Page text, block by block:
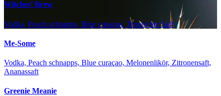
Witches’ Brew
Vodka, Peach schnapps, Blue curaçao, Tropischer Saft
Me-Some
Vodka, Peach schnapps, Blue curaçao, Melonenlikör, Zitronensaft,
Ananassaft
Greenie Meanie